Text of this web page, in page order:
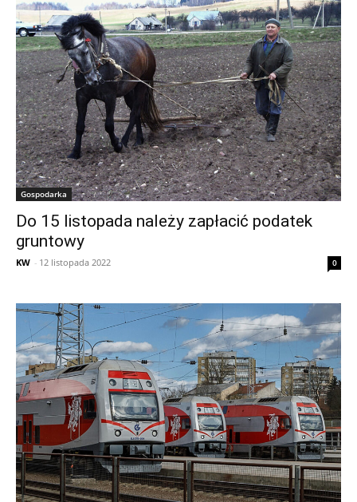
Gospodarka
Do 15 listopada należy zapłacić podatek
gruntowy
KW - 12 listopada 2022 0